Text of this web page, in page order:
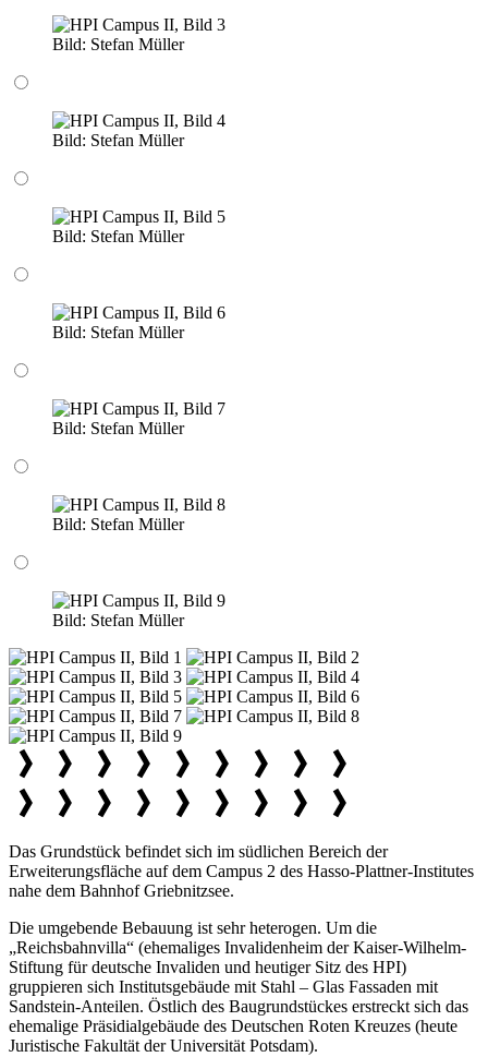
Bild: Stefan Müller
Bild: Stefan Müller
Bild: Stefan Müller
Bild: Stefan Müller
Bild: Stefan Müller
Bild: Stefan Müller
Bild: Stefan Müller
Das Grundstück befindet sich im südlichen Bereich der
Erweiterungsfläche auf dem Campus 2 des Hasso-Plattner-Institutes
nahe dem Bahnhof Griebnitzsee.
Die umgebende Bebauung ist sehr heterogen. Um die
„Reichsbahnvilla“ (ehemaliges Invalidenheim der Kaiser-Wilhelm-
Stiftung für deutsche Invaliden und heutiger Sitz des HPI)
gruppieren sich Institutsgebäude mit Stahl – Glas Fassaden mit
Sandstein-Anteilen. Östlich des Baugrundstückes erstreckt sich das
ehemalige Präsidialgebäude des Deutschen Roten Kreuzes (heute
Juristische Fakultät der Universität Potsdam).